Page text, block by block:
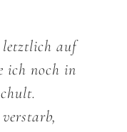
auf
ich noch in